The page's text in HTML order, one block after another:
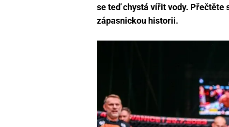
se teď chystá vířit vody. Přečtěte
zápasnickou historii.